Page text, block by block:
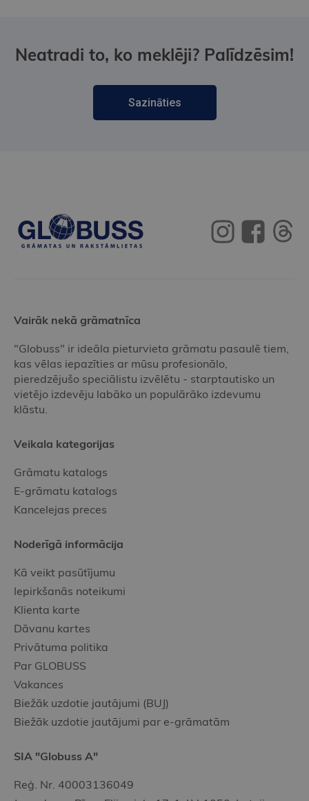
Neatradi to, ko meklēji? Palīdzēsim!
Sazināties
Vairāk nekā grāmatnīca
"Globuss" ir ideāla pieturvieta grāmatu pasaulē tiem,
kas vēlas iepazīties ar mūsu profesionālo,
pieredzējušo speciālistu izvēlētu - starptautisko un
vietējo izdevēju labāko un populārāko izdevumu
klāstu.
Veikala kategorijas
Grāmatu katalogs
E-grāmatu katalogs
Kancelejas preces
Noderīgā informācija
Kā veikt pasūtījumu
Iepirkšanās noteikumi
Klienta karte
Dāvanu kartes
Privātuma politika
Par GLOBUSS
Vakances
Biežāk uzdotie jautājumi (BUJ)
Biežāk uzdotie jautājumi par e-grāmatām
SIA "Globuss A"
Reģ. Nr. 40003136049